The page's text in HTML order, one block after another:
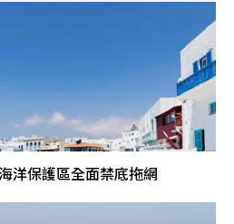
洋保護區全面禁底拖網